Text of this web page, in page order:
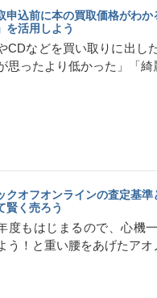
申込前に本の買取価格がわ
を活用しよう
CDなどを買い取りに出し
思ったより低かった」「
クオフオンラインの査定基
賢く売ろう
度もはじまるので、心機
う！と重い腰をあげたア